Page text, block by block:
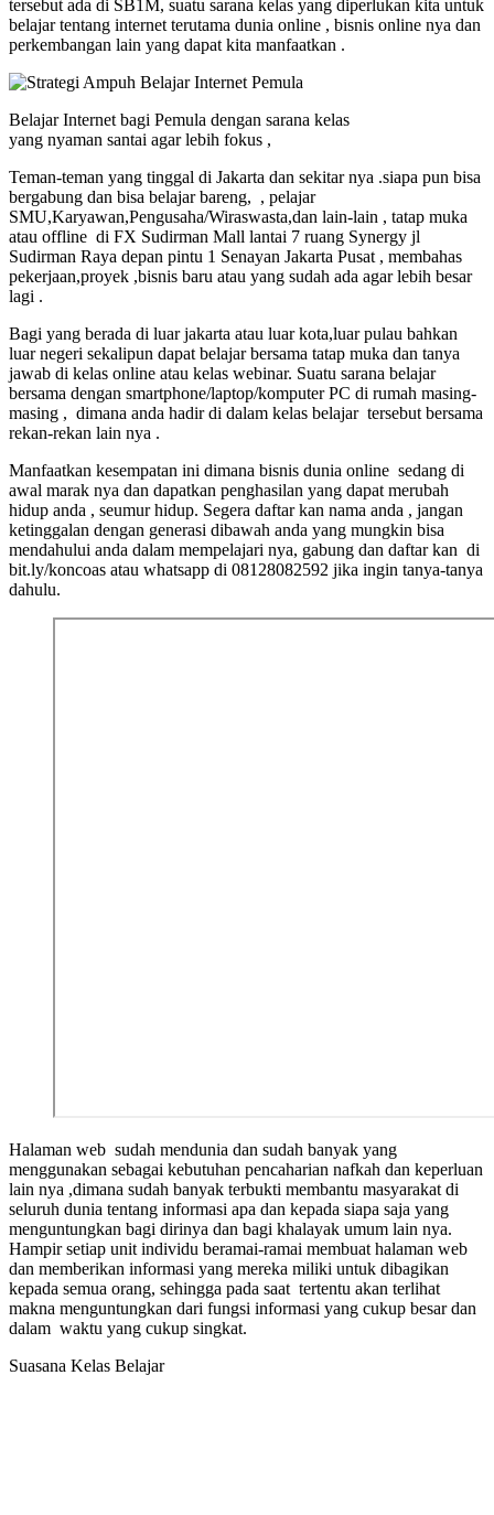
tersebut ada di SB1M, suatu sarana kelas yang diperlukan kita untuk
belajar tentang internet terutama dunia online , bisnis online nya dan
perkembangan lain yang dapat kita manfaatkan .
Belajar Internet bagi Pemula dengan sarana kelas
yang nyaman santai agar lebih fokus ,
Teman-teman yang tinggal di Jakarta dan sekitar nya .siapa pun bisa
bergabung dan bisa belajar bareng, , pelajar
SMU,Karyawan,Pengusaha/Wiraswasta,dan lain-lain , tatap muka
atau offline di FX Sudirman Mall lantai 7 ruang Synergy jl
Sudirman Raya depan pintu 1 Senayan Jakarta Pusat , membahas
pekerjaan,proyek ,bisnis baru atau yang sudah ada agar lebih besar
lagi .
Bagi yang berada di luar jakarta atau luar kota,luar pulau bahkan
luar negeri sekalipun dapat belajar bersama tatap muka dan tanya
jawab di kelas online atau kelas webinar. Suatu sarana belajar
bersama dengan smartphone/laptop/komputer PC di rumah masing-
masing , dimana anda hadir di dalam kelas belajar tersebut bersama
rekan-rekan lain nya .
Manfaatkan kesempatan ini dimana bisnis dunia online sedang di
awal marak nya dan dapatkan penghasilan yang dapat merubah
hidup anda , seumur hidup. Segera daftar kan nama anda , jangan
ketinggalan dengan generasi dibawah anda yang mungkin bisa
mendahului anda dalam mempelajari nya, gabung dan daftar kan di
bit.ly/koncoas atau whatsapp di 08128082592 jika ingin tanya-tanya
dahulu.
Halaman web sudah mendunia dan sudah banyak yang
menggunakan sebagai kebutuhan pencaharian nafkah dan keperluan
lain nya ,dimana sudah banyak terbukti membantu masyarakat di
seluruh dunia tentang informasi apa dan kepada siapa saja yang
menguntungkan bagi dirinya dan bagi khalayak umum lain nya.
Hampir setiap unit individu beramai-ramai membuat halaman web
dan memberikan informasi yang mereka miliki untuk dibagikan
kepada semua orang, sehingga pada saat tertentu akan terlihat
makna menguntungkan dari fungsi informasi yang cukup besar dan
dalam waktu yang cukup singkat.
Suasana Kelas Belajar